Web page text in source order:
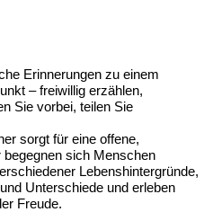
Erinnerungen zu einem
– freiwillig erzählen,
Sie vorbei, teilen Sie
sorgt für eine offene,
sich Menschen
Lebenshintergründe,
Unterschiede und erleben
Freude.